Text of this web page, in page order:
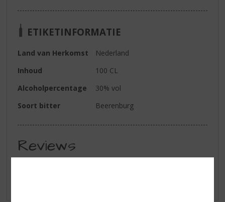
ETIKETINFORMATIE
Land van Herkomst
Nederland
Inhoud
100 CL
Alcoholpercentage
30% vol
Soort bitter
Beerenburg
Reviews